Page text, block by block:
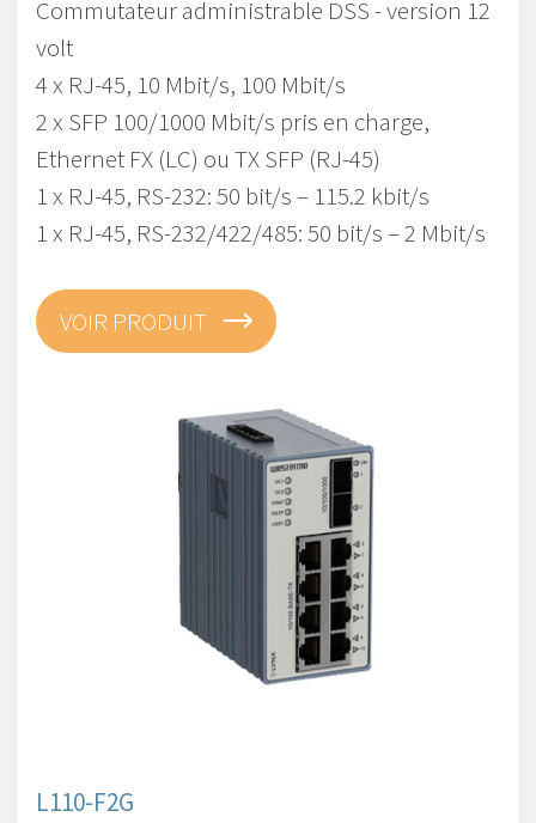
Commutateur administrable DSS - version 12
volt
4 x RJ-45, 10 Mbit/s, 100 Mbit/s
2 x SFP 100/1000 Mbit/s pris en charge,
Ethernet FX (LC) ou TX SFP (RJ-45)
1 x RJ-45, RS-232: 50 bit/s – 115.2 kbit/s
1 x RJ-45, RS-232/422/485: 50 bit/s – 2 Mbit/s
VOIR PRODUIT
L110-F2G